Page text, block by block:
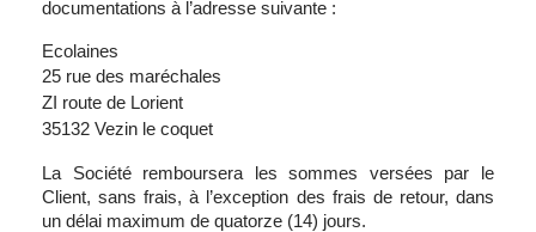
documentations à l’adresse suivante :
Ecolaines
25 rue des maréchales
ZI route de Lorient
35132 Vezin le coquet
La Société remboursera les sommes versées par le
Client, sans frais, à l’exception des frais de retour, dans
un délai maximum de quatorze (14) jours.